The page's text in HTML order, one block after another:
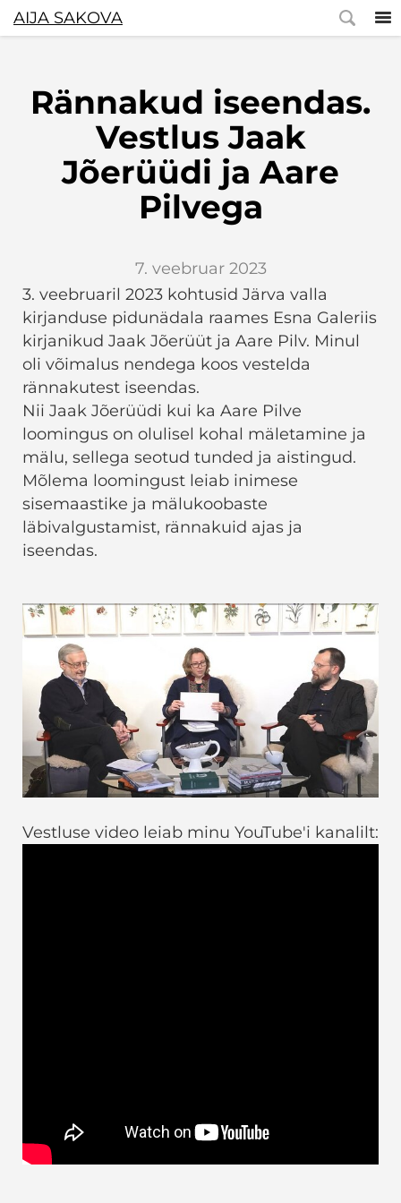
AIJA SAKOVA
Rännakud iseendas.
Vestlus Jaak
Jõerüüdi ja Aare
Pilvega
7. veebruar 2023
3. veebruaril 2023 kohtusid Järva valla
kirjanduse pidunädala raames Esna Galeriis
kirjanikud Jaak Jõerüüt ja Aare Pilv. Minul
oli võimalus nendega koos vestelda
rännakutest iseendas.
Nii Jaak Jõerüüdi kui ka Aare Pilve
loomingus on olulisel kohal mäletamine ja
mälu, sellega seotud tunded ja aistingud.
Mõlema loomingust leiab inimese
sisemaastike ja mälukoobaste
läbivalgustamist, rännakuid ajas ja
iseendas.
Vestluse video leiab minu YouTube'i kanalilt: